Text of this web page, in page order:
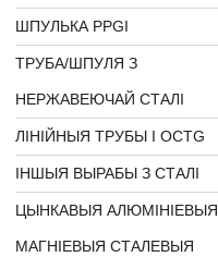
ШПУЛЬКА PPGI
ТРУБА/ШПУЛЯ З
НЕРЖАВЕЮЧАЙ СТАЛІ
ЛІНІЙНЫЯ ТРУБЫ І OCTG
ІНШЫЯ ВЫРАБЫ З СТАЛІ
ЦЫНКАВЫЯ АЛЮМІНІЕВЫЯ
МАГНІЕВЫЯ СТАЛЕВЫЯ